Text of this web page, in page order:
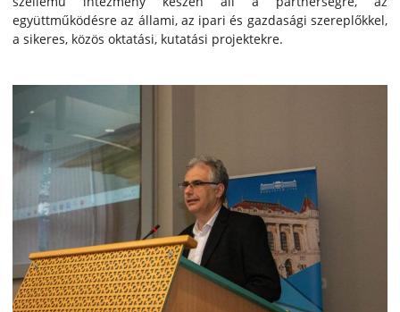
együttműködésre az állami, az ipari és gazdasági szereplőkkel,
a sikeres, közös oktatási, kutatási projektekre.